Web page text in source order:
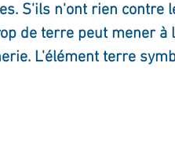
S'ils n'ont rien contre
de terre peut mener à
L'élément terre